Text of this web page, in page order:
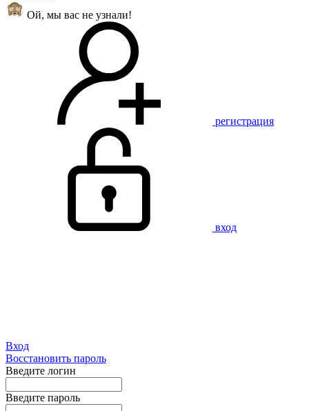
Ой, мы вас не узнали!
регистрация
вход
Вход
Восстановить пароль
Введите логин
Введите пароль